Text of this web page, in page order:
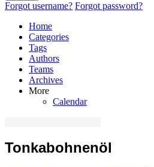
Forgot username? Forgot password?
Home
Categories
Tags
Authors
Teams
Archives
More
Calendar
Tonkabohnenöl